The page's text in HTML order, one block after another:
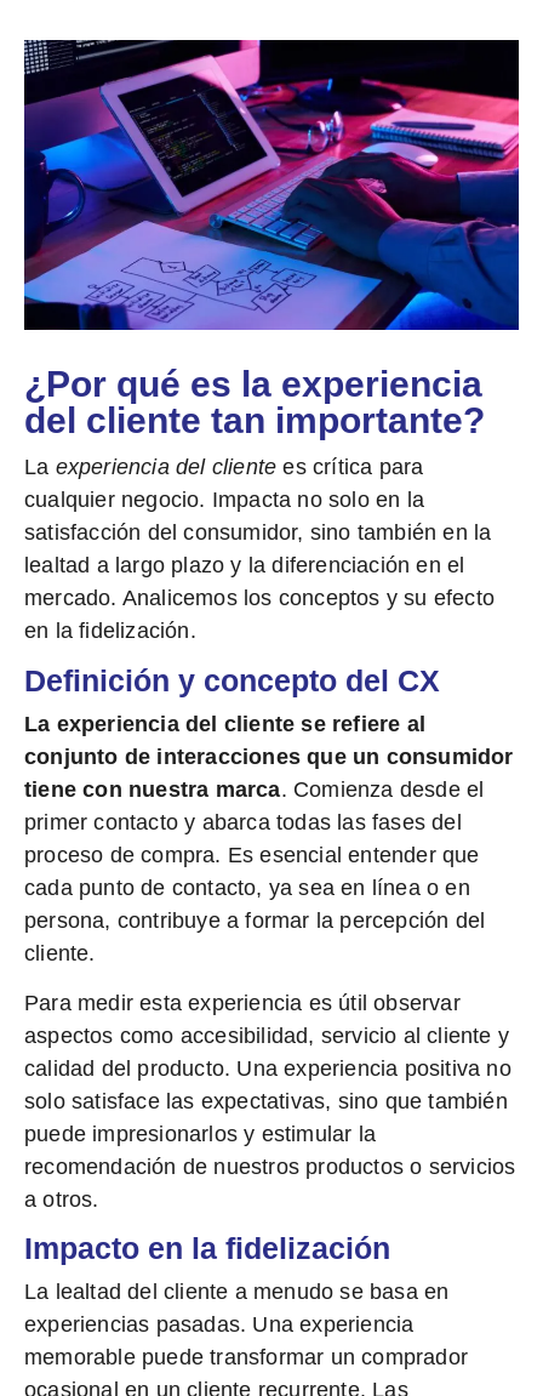
¿Por qué es la experiencia
del cliente tan importante?
La experiencia del cliente es crítica para
cualquier negocio. Impacta no solo en la
satisfacción del consumidor, sino también en la
lealtad a largo plazo y la diferenciación en el
mercado. Analicemos los conceptos y su efecto
en la fidelización.
Definición y concepto del CX
La experiencia del cliente se refiere al
conjunto de interacciones que un consumidor
tiene con nuestra marca. Comienza desde el
primer contacto y abarca todas las fases del
proceso de compra. Es esencial entender que
cada punto de contacto, ya sea en línea o en
persona, contribuye a formar la percepción del
cliente.
Para medir esta experiencia es útil observar
aspectos como accesibilidad, servicio al cliente y
calidad del producto. Una experiencia positiva no
solo satisface las expectativas, sino que también
puede impresionarlos y estimular la
recomendación de nuestros productos o servicios
a otros.
Impacto en la fidelización
La lealtad del cliente a menudo se basa en
experiencias pasadas. Una experiencia
memorable puede transformar un comprador
ocasional en un cliente recurrente. Las